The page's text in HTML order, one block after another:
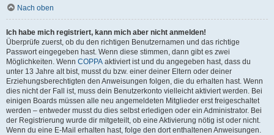
Nach oben
Ich habe mich registriert, kann mich aber nicht anmelden!
Überprüfe zuerst, ob du den richtigen Benutzernamen und das richtige
Passwort eingegeben hast. Wenn diese stimmen, dann gibt es zwei
Möglichkeiten. Wenn COPPA aktiviert ist und du angegeben hast, dass du
unter 13 Jahre alt bist, musst du bzw. einer deiner Eltern oder deiner
Erziehungsberechtigten den Anweisungen folgen, die du erhalten hast. Wenn
dies nicht der Fall ist, muss dein Benutzerkonto vielleicht aktiviert werden. Bei
einigen Boards müssen alle neu angemeldeten Mitglieder erst freigeschaltet
werden – entweder musst du dies selbst erledigen oder ein Administrator. Bei
der Registrierung wurde dir mitgeteilt, ob eine Aktivierung nötig ist oder nicht.
Wenn du eine E-Mail erhalten hast, folge den dort enthaltenen Anweisungen.